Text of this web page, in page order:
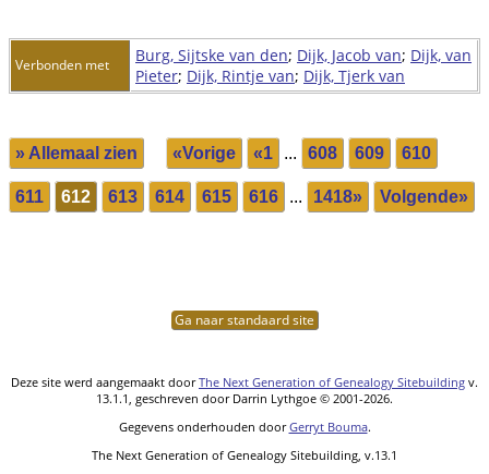
Verbonden met Burg, Sijtske van den; Dijk, Jacob van; Dijk, van
Pieter; Dijk, Rintje van; Dijk, Tjerk van
» Allemaal zien «Vorige «1 ... 608 609 610
611 612 613 614 615 616 ... 1418» Volgende»
Ga naar standaard site
Deze site werd aangemaakt doorThe Next Generation of Genealogy Sitebuilding v.
13.1.1, geschreven door Darrin Lythgoe © 2001-2026.
Gegevens onderhouden doorGerryt Bouma.
The Next Generation of Genealogy Sitebuilding, v.13.1